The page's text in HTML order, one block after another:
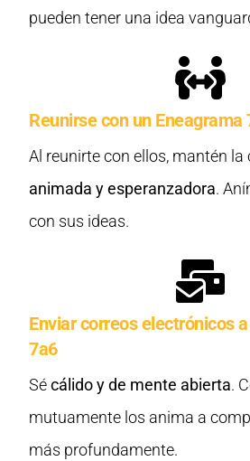
pueden tener una idea
Reunirse con un Eneagrama
Al reunirte con ellos, mantén la
animada y esperanzadora.
con sus ideas.
Enviar correos electrónicos
7a6
Sécálido y de mente abierta.
mutuamente los anima a
más profundamente.